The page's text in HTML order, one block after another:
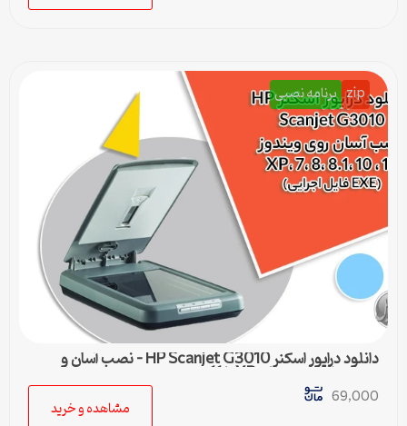
zip برنامه نصبی
دانلود درایور اسکنر HP Scanjet G3010 – نصب آسان و
سریع برای ویندوزهای XP تا 11
69,000
مشاهده و خرید